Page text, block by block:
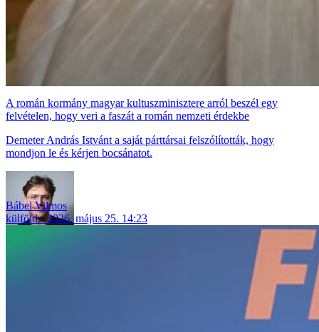
A román kormány magyar kultuszminisztere arról beszél egy
felvételen, hogy veri a faszát a román nemzeti érdekbe
Demeter András Istvánt a saját párttársai felszólították, hogy
mondjon le és kérjen bocsánatot.
Bábel Vilmos
külföld
2026. május 25. 14:23